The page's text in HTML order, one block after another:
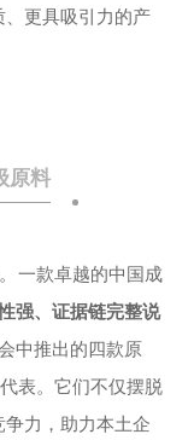
、更具吸引力的产
原料
一款卓越的中国成
强、证据链完整说
中推出的四款原
表。它们不仅摆脱
力，助力本土企